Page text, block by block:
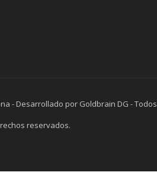
- Desarrollado por Goldbrain DG - Todos
reservados.